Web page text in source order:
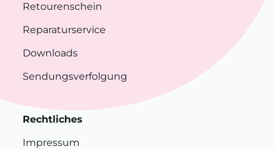
Retourenschein
Reparaturservice
Downloads
Sendungsverfolgung
Rechtliches
Impressum